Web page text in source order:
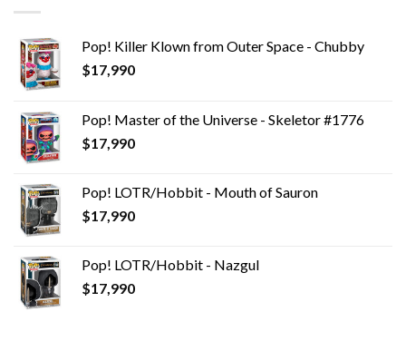
Pop! Killer Klown from Outer Space - Chubby
$17,990
Pop! Master of the Universe - Skeletor #1776
$17,990
Pop! LOTR/Hobbit - Mouth of Sauron
$17,990
Pop! LOTR/Hobbit - Nazgul
$17,990